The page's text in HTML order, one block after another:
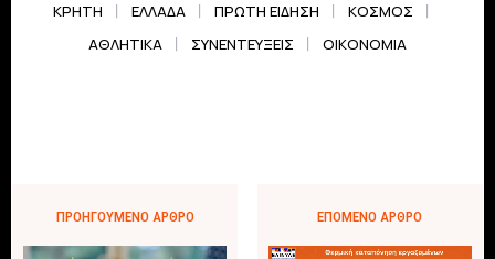
ΚΡΗΤΗ ΕΛΛΆΔΑ ΠΡΏΤΗ ΕΊΔΗΣΗ
ΚΌΣΜΟΣ
ΑΘΛΗΤΙΚΆ
ΣΥΝΕΝΤΕΎΞΕΙΣ ΟΙΚΟΝΟΜΊΑ
ΠΡΟΗΓΟΎΜΕΝΟ ΆΡΘΡΟ ΕΠΌΜΕΝΟ ΆΡΘΡΟ